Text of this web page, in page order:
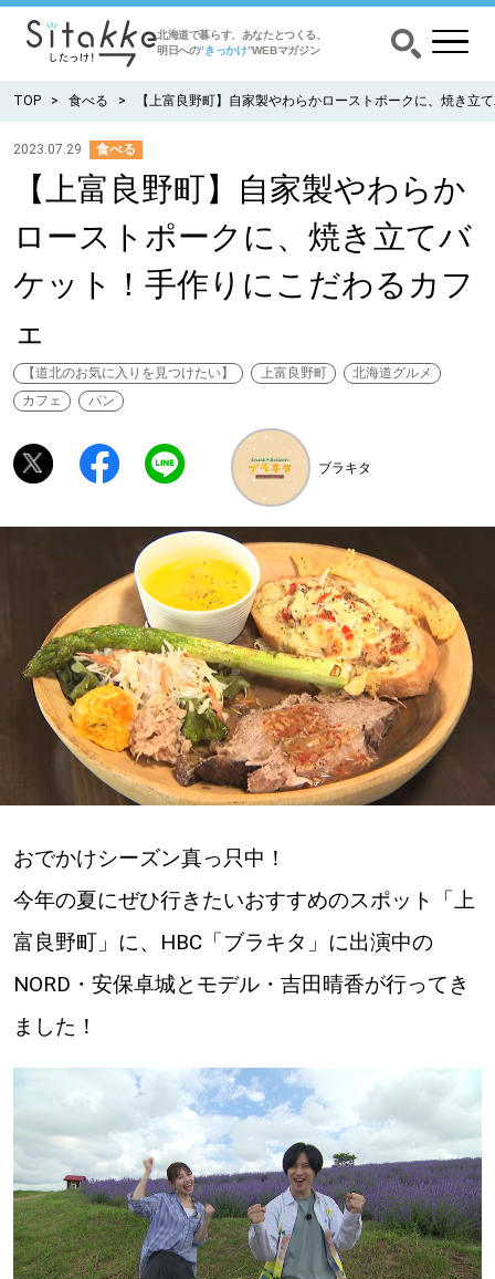
北海道で暮らす、あなたとつくる、
明日への”きっかけ”WEBマガジン
CATEGORY カテゴリー
食べる
暮らす
ゆるむ
SitakkeTV
LOCAL ローカルエリア
札幌
道北
道南
道東
KEYWORD キーワード
Sitakke編集部あい
TOP 食べる 【上富良野町】自家製やわらかローストポークに、焼き立
2023.07.29 食べる
【上富良野町】自家製やわらか
ローストポークに、焼き立てバ
ケット！手作りにこだわるカフ
ェ
【道北のお気に入りを見つけたい】 上富良野町
北海道グルメ
カフェ
パン
ブラキタ
おでかけシーズン真っ只中！
今年の夏にぜひ行きたいおすすめのスポット「上
富良野町」に、HBC「ブラキタ」に出演中の
NORD・安保卓城とモデル・吉田晴香が行ってき
ました！